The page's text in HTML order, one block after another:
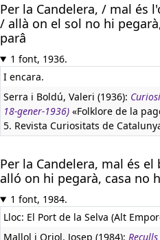
Per la Candelera, / mal és
/ allà on el sol no hi
parâ
1 font, 1936.
I encara.
Serra i Boldú, Valeri (1936):
18-gener-1936) «Folklore de la
5. Revista Curiositats de
Per la Candelera, mal és
alló on hi pegarà, casa no
1 font, 1984.
Lloc: El Port de la Selva (Alt
Mallol i Oriol, Josep (1984):